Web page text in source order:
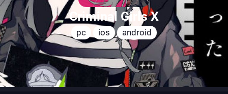
Criminal Girls X
pc ios android